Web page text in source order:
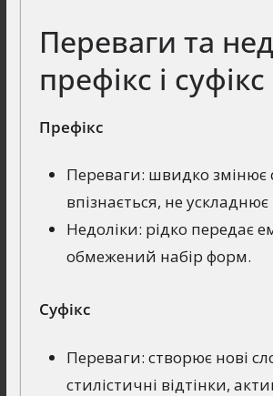
Переваги та
префікс і суфікс
Префікс
Переваги: швидко змінює
впізнається, не
Недоліки: рідко передає
обмежений набір форм.
Суфікс
Переваги: створює нові
стилістичні відтінки,